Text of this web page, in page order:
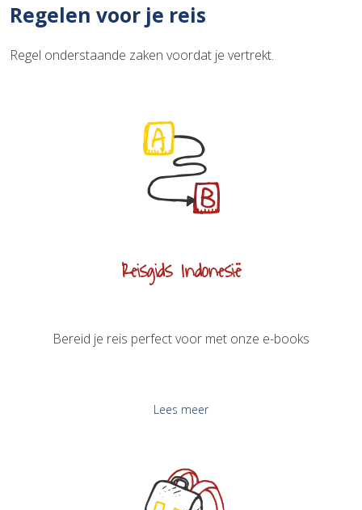
Regelen voor je reis
Regel onderstaande zaken voordat je vertrekt.
Reisgids Indonesië
Bereid je reis perfect voor met onze e-books
Lees meer